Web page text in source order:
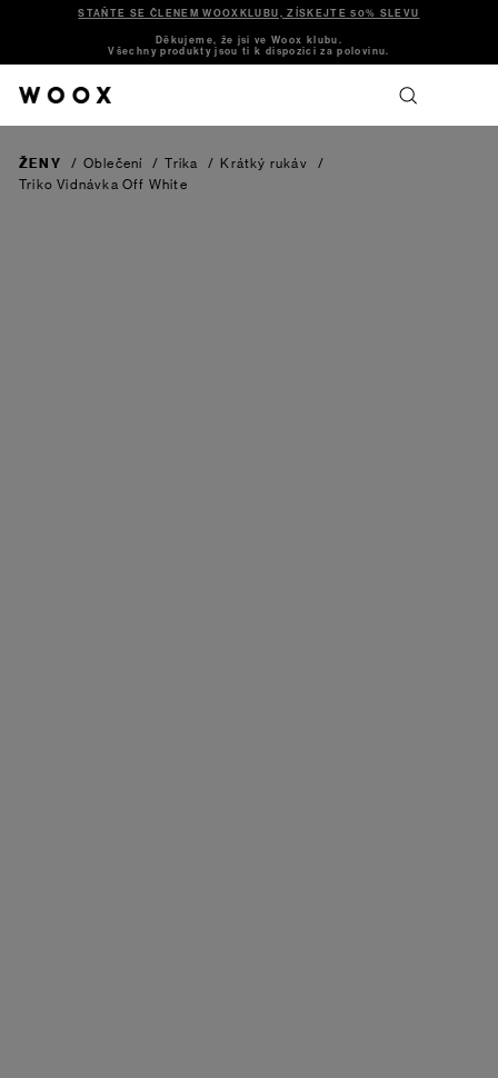
STAŇTE SE ČLENEM WOOXKLUBU, ZÍSKEJTE 50% SLEVU
Děkujeme, že jsi ve Woox klubu.
Všechny produkty jsou ti k dispozici za polovinu.
ŽENY / Oblečení / Trika / Krátký rukáv
/
Triko Vidnávka Off White